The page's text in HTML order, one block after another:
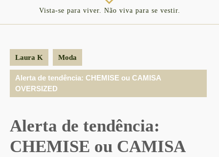
Vista-se para viver. Não viva para se vestir.
Laura K Moda
Alerta de tendência: CHEMISE ou CAMISA
OVERSIZED
Alerta de tendência:
CHEMISE ou CAMISA